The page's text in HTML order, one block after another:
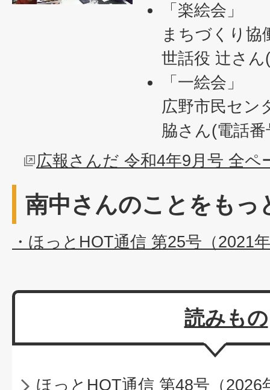
「楽絵会」
まちづくり協
世話役 辻さ
「一絵会」
広野市民セン
脇さん(電話
広報さんだ 令和4年9月号 全
南中さんのことをもっ
・ほっとHOT通信 第25号（2021
読みもの
ほっとHOT通信 第48号（2026